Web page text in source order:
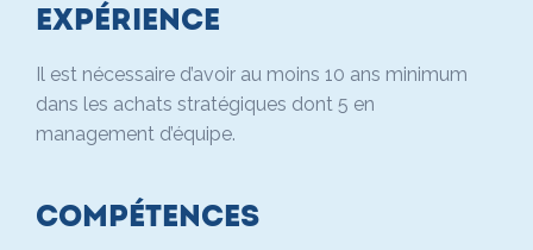
Expérience
Il est nécessaire d’avoir au moins 10 ans minimum
dans les achats stratégiques dont 5 en
management d’équipe.
Compétences